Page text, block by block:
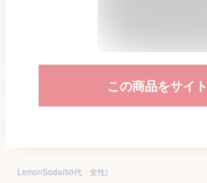
この商品をサイ
LemonSoda(50代・女性)